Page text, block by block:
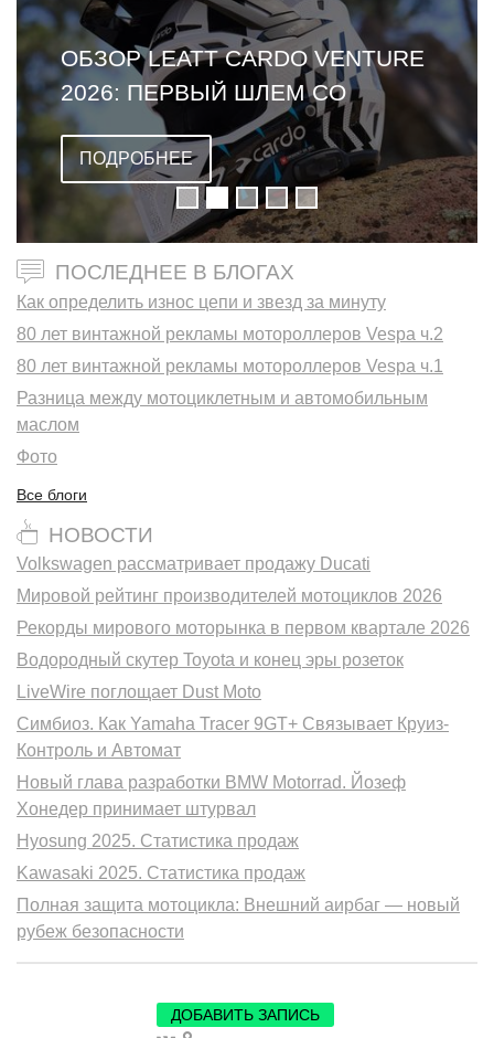
ОБЗОР LEATT CARDO VENTURE
2026: ПЕРВЫЙ ШЛЕМ СО
ВСТРОЕННОЙ ГАРНИТУРОЙ
ПОДРОБНЕЕ
ПОСЛЕДНЕЕ В БЛОГАХ
Как определить износ цепи и звезд за минуту
80 лет винтажной рекламы мотороллеров Vespa ч.2
80 лет винтажной рекламы мотороллеров Vespa ч.1
Разница между мотоциклетным и автомобильным
маслом
Фото
Все блоги
НОВОСТИ
Volkswagen рассматривает продажу Ducati
Мировой рейтинг производителей мотоциклов 2026
Рекорды мирового моторынка в первом квартале 2026
Водородный скутер Toyota и конец эры розеток
LiveWire поглощает Dust Moto
Симбиоз. Как Yamaha Tracer 9GT+ Связывает Круиз-
Контроль и Автомат
Новый глава разработки BMW Motorrad. Йозеф
Хонедер принимает штурвал
Hyosung 2025. Статистика продаж
Kawasaki 2025. Статистика продаж
Полная защита мотоцикла: Внешний аирбаг — новый
рубеж безопасности
ДОБАВИТЬ ЗАПИСЬ